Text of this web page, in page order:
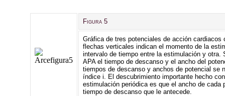
Figura 5
Gráfica de tres potenciales de acción cardiacos
flechas verticales indican el momento de la
intervalo de tiempo entre la estimulación y otra.
APA el tiempo de descanso y el ancho del
tiempos de descanso y anchos de potencial se
índice i. El descubrimiento importante hecho
estimulación periódica es que el ancho de cada
tiempo de descanso que le antecede.